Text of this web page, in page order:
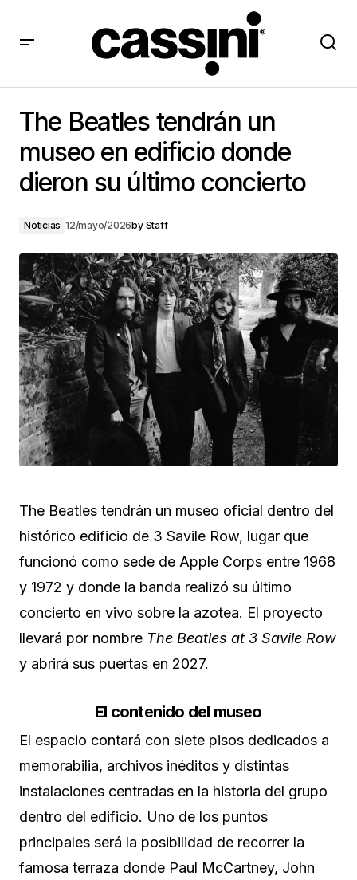
dieron su último concierto
The Beatles tendrán un
museo en edificio donde
dieron su último concierto
Noticias 12/mayo/2026by Staff
The Beatles tendrán un museo oficial dentro del
histórico edificio de 3 Savile Row, lugar que
funcionó como sede de Apple Corps entre 1968
y 1972 y donde la banda realizó su último
concierto en vivo sobre la azotea. El proyecto
llevará por nombre The Beatles at 3 Savile Row
y abrirá sus puertas en 2027.
El contenido del museo
El espacio contará con siete pisos dedicados a
memorabilia, archivos inéditos y distintas
instalaciones centradas en la historia del grupo
dentro del edificio. Uno de los puntos
principales será la posibilidad de recorrer la
famosa terraza donde Paul McCartney, John